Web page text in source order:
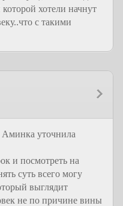
хотели начнут
с такими
Аминка уточнила
и посмотреть на
суть всего могу
выглядит
не по причине вины